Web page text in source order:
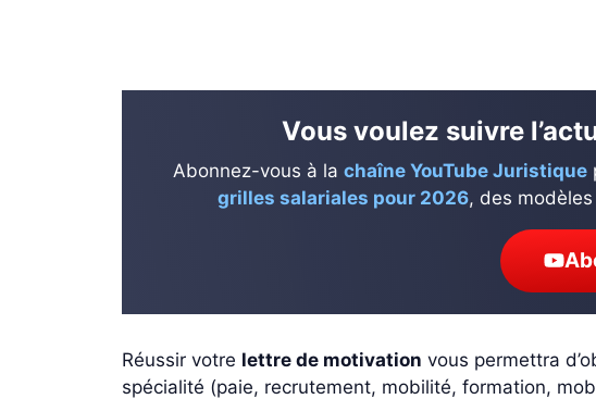
Vous voulez suivre
Abonnez-vous à la chaîne YouTube Juristique
grilles salariales pour 2026, des
Réussir votre lettre de motivation vous permettra
spécialité (paie, recrutement, mobilité, formation,